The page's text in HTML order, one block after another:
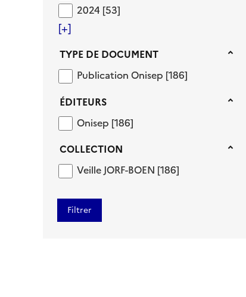
20242024 [53]
[+]
Type de document
TYPE DE DOCUMENT
Publication Onisep
Publication Onisep [186]
Éditeurs
ÉDITEURS
Onisep
Onisep [186]
Collection
COLLECTION
Veille JORF-BOEN
Veille JORF-BOEN [186]